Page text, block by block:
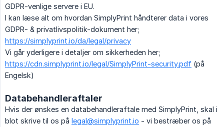
GDPR-venlige servere i EU.
I kan læse alt om hvordan SimplyPrint håndterer data i vores
GDPR- & privatlivspolitik-dokument her;
https://simplyprint.io/da/legal/privacy
Vi går yderligere i detaljer om sikkerheden her;
https://cdn.simplyprint.io/legal/SimplyPrint-security.pdf (på
Engelsk)
Databehandleraftaler
Hvis der ønskes en databehandleraftale med SimplyPrint, skal i
blot skrive til os på legal@simplyprint.io - vi bestræber os på